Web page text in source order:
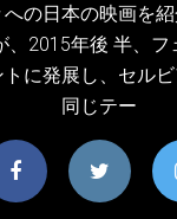
の日本の映画を
、2015年後 半、
に発展し、セル
同じテー